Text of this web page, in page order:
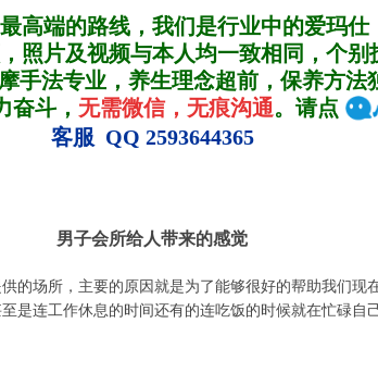
高端的路线，我们是行业中的爱玛
照片及视频与本人均一致相同，个
手法专业，养生理念超前，保养方法
奋斗， 无需微信，无痕沟通。请点
客服 QQ 2593644365
男子会所给人带来的感觉
场所，主要的原因就是为了能够很好的帮助我们现
是连工作休息的时间还有的连吃饭的时候就在忙碌自